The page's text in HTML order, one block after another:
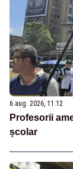
6 aug. 2026, 11:12
Profesorii
școlar